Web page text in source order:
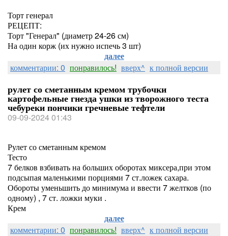
Торт генерал
РЕЦЕПТ:
Торт "Генерал" (диаметр 24-26 см)
На один корж (их нужно испечь 3 шт)
далее
комментарии: 0 понравилось! вверх^ к полной версии
рулет со сметанным кремом трубочки
картофельные гнезда ушки из творожного теста
чебуреки пончики гречневые тефтели
09-09-2024 01:43
Рулет со сметанным кремом
Тесто
7 белков взбивать на больших оборотах миксера,при этом
подсыпая маленькими порциями 7 ст.ложек сахара.
Обороты уменьшить до минимума и ввести 7 желтков (по
одному) , 7 ст. ложки муки .
Крем
далее
комментарии: 0 понравилось! вверх^ к полной версии